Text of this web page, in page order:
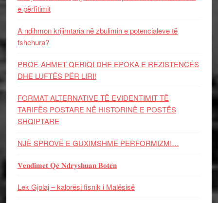
e përfitimit
A ndihmon krijimtaria në zbulimin e potencialeve të
fshehura?
PROF. AHMET QERIQI DHE EPOKA E REZISTENCЁS
DHE LUFTЁS PЁR LIRI!
FORMAT ALTERNATIVE TË EVIDENTIMIT TË
TARIFËS POSTARE NË HISTORINË E POSTËS
SHQIPTARE
NJË SPROVË E GUXIMSHME PERFORMIZMI…
𝐕𝐞𝐧𝐝𝐢𝐦𝐞𝐭 𝐐𝐞̈ 𝐍𝐝𝐫𝐲𝐬𝐡𝐮𝐚𝐧 𝐁𝐨𝐭𝐞̈𝐧
Lek Gjolaj – kalorësi fisnik i Malësisë